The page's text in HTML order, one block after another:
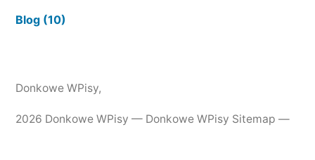
Blog (10)
Donkowe WPisy,
2026 Donkowe WPisy — Donkowe WPisy Sitemap —